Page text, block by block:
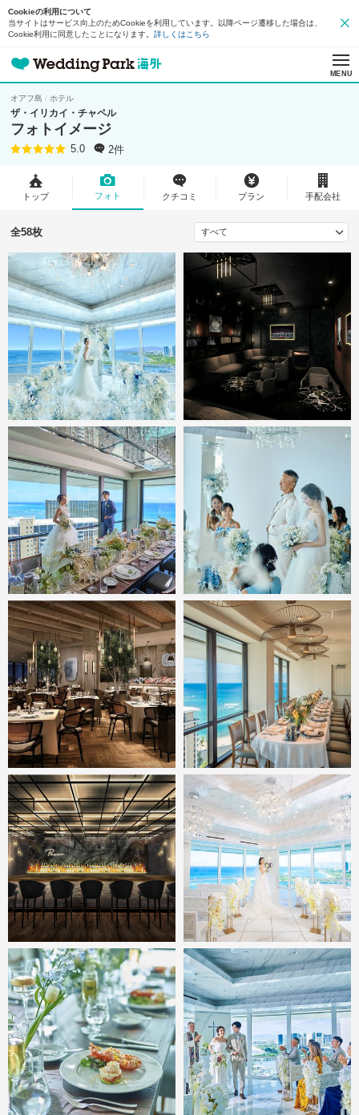
Cookieの利用について
当サイトはサービス向上のためCookieを利用しています。以降ページ遷移した場合は、
Cookie利用に同意したことになります。 詳しくはこちら
MENU
オアフ島 ホテル
ザ・イリカイ・チャペル
フォトイメージ
5.0 2件
トップ フォト クチコミ プラン 手配会社
全58枚